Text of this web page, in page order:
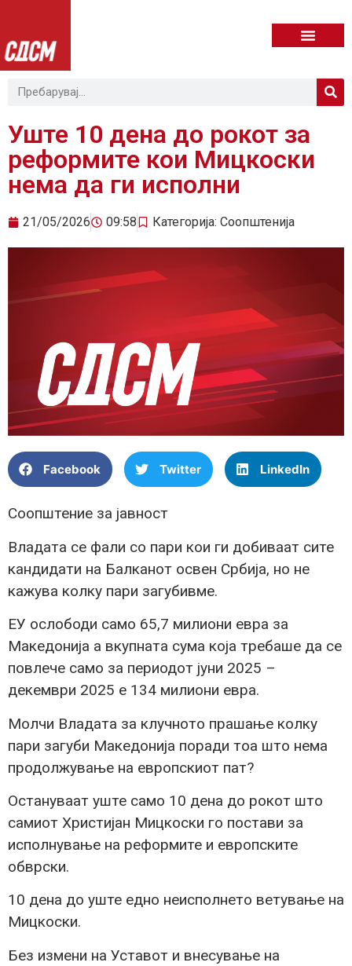
Уште 10 дена до рокот за
реформите кои Мицкоски
нема да ги исполни
21/05/2026 09:58 Категорија: Соопштенија
Facebook Twitter LinkedIn
Соопштение за јавност
Владата се фали со пари кои ги добиваат сите
кандидати на Балканот освен Србија, но не
кажува колку пари загубивме.
ЕУ ослободи само 65,7 милиони евра за
Македонија а вкупната сума која требаше да се
повлече само за периодот јуни 2025 –
декември 2025 е 134 милиони евра.
Молчи Владата за клучното прашање колку
пари загуби Македонија поради тоа што нема
продолжување на европскиот пат?
Остануваат уште само 10 дена до рокот што
самиот Христијан Мицкоски го постави за
исполнување на реформите и европските
обврски.
10 дена до уште едно неисполнето ветување на
Мицкоски.
Без измени на Уставот и внесување на